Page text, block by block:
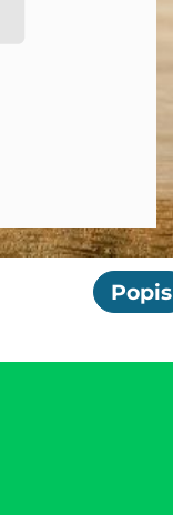
Popis